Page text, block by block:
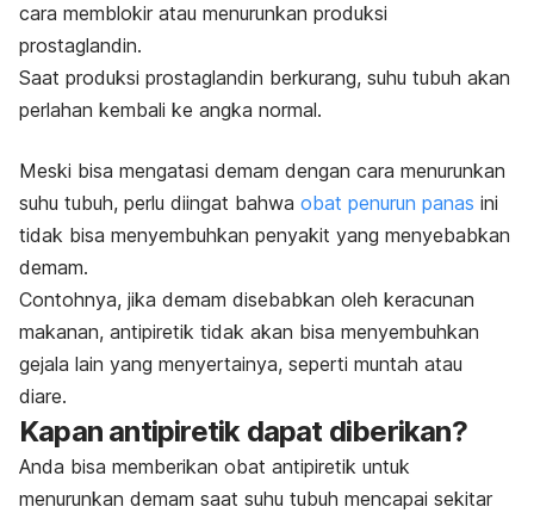
cara memblokir atau menurunkan produksi
prostaglandin.
Saat produksi prostaglandin berkurang, suhu tubuh akan
perlahan kembali ke angka normal.
Meski bisa mengatasi demam dengan cara menurunkan
suhu tubuh, perlu diingat bahwa obat penurun panas ini
tidak bisa menyembuhkan penyakit yang menyebabkan
demam.
Contohnya, jika demam disebabkan oleh keracunan
makanan, antipiretik tidak akan bisa menyembuhkan
gejala lain yang menyertainya, seperti muntah atau
diare.
Kapan antipiretik dapat diberikan?
Anda bisa memberikan obat antipiretik untuk
menurunkan demam saat suhu tubuh mencapai sekitar